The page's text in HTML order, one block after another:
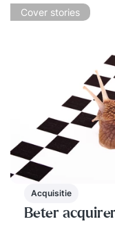
Cover stories
Acquisitie
Beter